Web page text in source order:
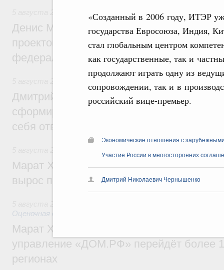
«Созданный в 2006 году, ИТЭР
государства Евросоюза, Индия,
стал глобальным центром
как государственные, так и
продолжают играть одну из
сопровождении, так и в
российский вице-премьер.
Экономические отношения с
Участие России в многосторонних
Дмитрий Николаевич Чернышенко
Инструменты развития территорий.
Денис Мантуров провёл совещание по
проектов института кураторства в
федеральном округе
Дмитрий Чернышенко: Всемирный
сформировал целое сообщество людей,
себя ответственность за будущее
Марат Хуснуллин: Ввод нежилых зданий
вырос почти на треть
Оценочная деятельность
Марат Хуснуллин: По решению
управление «ДОМ.РФ» перейдёт более
регионах